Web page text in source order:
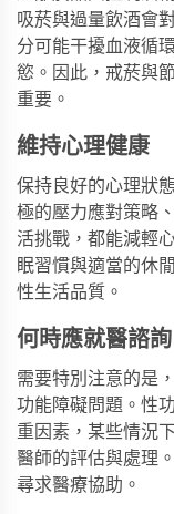
吸菸與過量飲酒會
分可能干擾血液循
慾。因此，戒菸與
重要。
維持心理健康
保持良好的心理狀
極的壓力應對策略
活挑戰，都能減輕
眠習慣與適當的休
性生活品質。
何時應就醫諮詢
需要特別注意的是
功能障礙問題。性
重因素，某些情況
醫師的評估與處理
尋求醫療協助。